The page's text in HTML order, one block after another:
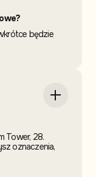
będzie
Tower, 28.
oznaczenia,